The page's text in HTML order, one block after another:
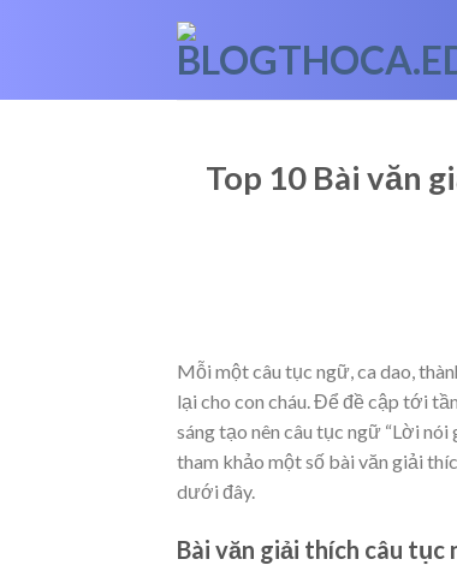
Top 10 Bài văn
Mỗi một câu tục ngữ, ca dao,
lại cho con cháu. Để đề cập tới
sáng tạo nên câu tục ngữ “Lời
tham khảo một số bài văn giải
dưới đây.
Bài văn giải thích câu tục